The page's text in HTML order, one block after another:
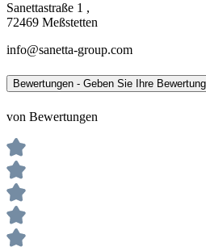
Sanettastraße 1 ,
72469 Meßstetten
info@sanetta-group.com
Bewertungen - Geben Sie Ihre
von Bewertungen